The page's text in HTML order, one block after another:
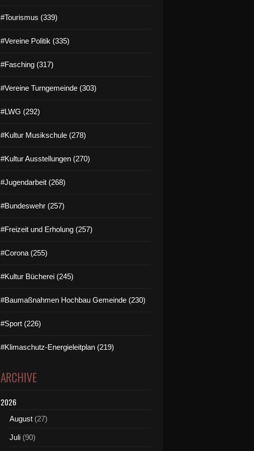
#Tourismus (339)
#Vereine Politik (335)
#Fasching (317)
#Vereine Turngemeinde (303)
#LWG (292)
#Kultur Musikschule (278)
#Kultur Ausstellungen (270)
#Jugendarbeit (268)
#Bundeswehr (257)
#Freizeit und Erholung (257)
#Corona (255)
#Kultur Bücherei (245)
#Baumaßnahmen Hochbau Gemeinde (230)
#Sport (226)
#Klimaschutz-Energieleitplan (219)
ARCHIVE
2026
August (27)
Juli (90)